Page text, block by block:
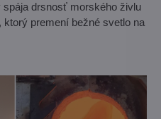
spája drsnosť morského živlu
premení bežné svetlo na